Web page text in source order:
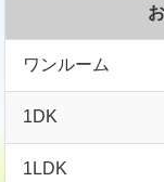
ワンルーム
1DK
1LDK